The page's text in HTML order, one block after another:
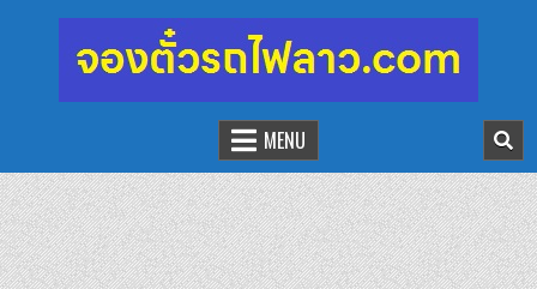
จองตั๋วรถไฟลาว-จีน
นั่งรถไฟเที่ยวประเทศลาว
MENU